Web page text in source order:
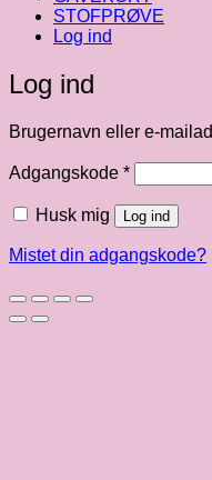
STOFPRØVE
Log ind
Log ind
Brugernavn eller e-
Adgangskode *Påkrævet
Husk mig Log ind
Mistet din adgangskode?